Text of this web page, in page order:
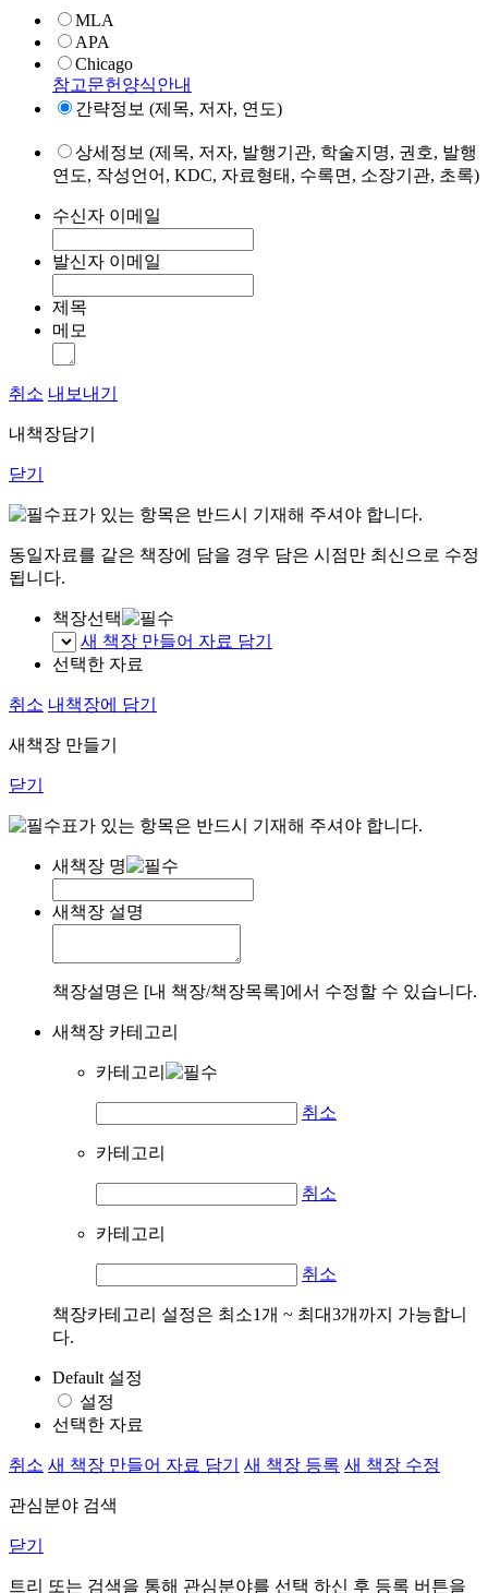
MLA
APA
Chicago
참고문헌양식안내
간략정보 (제목, 저자, 연도)
상세정보 (제목, 저자, 발행기관, 학술지명, 권호, 발행
연도, 작성언어, KDC, 자료형태, 수록면, 소장기관, 초록)
수신자 이메일
발신자 이메일
제목
메모
취소 내보내기
내책장담기
닫기
표가 있는 항목은 반드시 기재해 주셔야 합니다.
동일자료를 같은 책장에 담을 경우 담은 시점만 최신으로 수정
됩니다.
책장선택
새 책장 만들어 자료 담기
선택한 자료
취소 내책장에 담기
새책장 만들기
닫기
표가 있는 항목은 반드시 기재해 주셔야 합니다.
새책장 명
새책장 설명
책장설명은 [내 책장/책장목록]에서 수정할 수 있습니다.
새책장 카테고리
카테고리
취소
카테고리
취소
카테고리
취소
책장카테고리 설정은 최소1개 ~ 최대3개까지 가능합니
다.
Default 설정
설정
선택한 자료
취소 새 책장 만들어 자료 담기 새 책장 등록 새 책장 수정
관심분야 검색
닫기
트리 또는 검색을 통해 관심분야를 선택 하신 후 등록 버튼을